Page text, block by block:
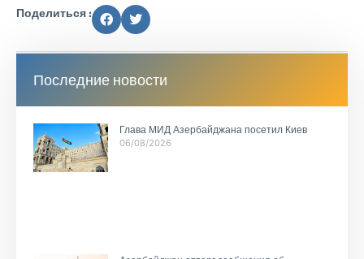
Поделиться :
Последние новости
Глава МИД Азербайджана посетил Киев
06/08/2026